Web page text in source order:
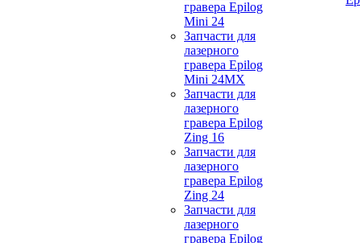
гравера Epilog
Mini 24
Запчасти для
лазерного
гравера Epilog
Mini 24MX
Запчасти для
лазерного
гравера Epilog
Zing 16
Запчасти для
лазерного
гравера Epilog
Zing 24
Запчасти для
лазерного
гравера Epilog